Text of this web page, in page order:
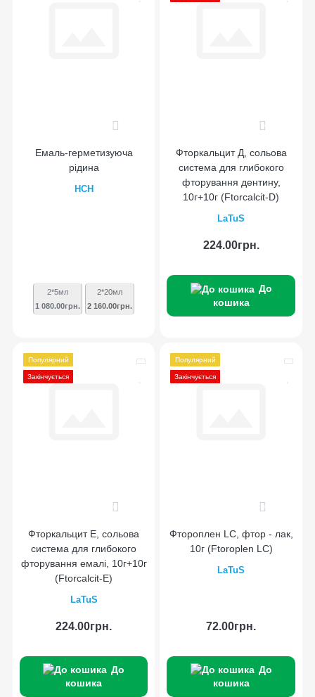
0
Емаль-герметизуюча
рідина
HCH
2*5мл
1 080.00грн.
2*20мл
2 160.00грн.
0
Фторкальцит Д, сольова
система для глибокого
фторування дентину,
10г+10г (Ftorcalcit-D)
LaTuS
224.00грн.
До
кошика
Популярний
Закінчується
0
Фторкальцит Е, сольова
система для глибокого
фторування емалі, 10г+10г
(Ftorcalcit-E)
LaTuS
224.00грн.
До
кошика
Популярний
Закінчується
0
Фтороплен LC, фтор - лак,
10г (Ftoroplen LC)
LaTuS
72.00грн.
До
кошика